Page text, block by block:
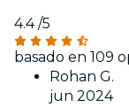
4.4/5
basado en 109
Rohan G.
jun 2024